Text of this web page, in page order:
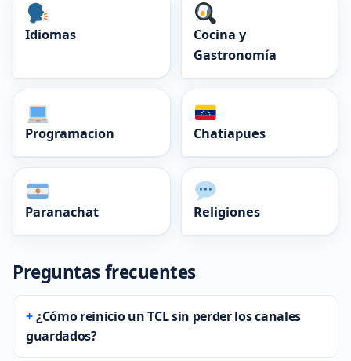
Idiomas
Cocina y
Gastronomía
Programacion Chatiapues
Paranachat Religiones
Preguntas frecuentes
¿Cómo reinicio un TCL sin perder los canales
guardados?